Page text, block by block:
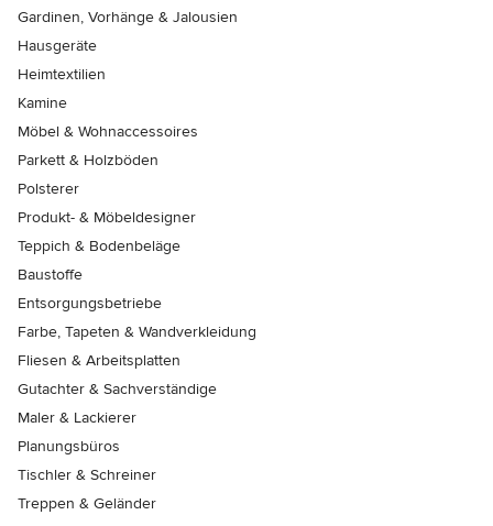
Gardinen, Vorhänge & Jalousien
Hausgeräte
Heimtextilien
Kamine
Möbel & Wohnaccessoires
Parkett & Holzböden
Polsterer
Produkt- & Möbeldesigner
Teppich & Bodenbeläge
Baustoffe
Entsorgungsbetriebe
Farbe, Tapeten & Wandverkleidung
Fliesen & Arbeitsplatten
Gutachter & Sachverständige
Maler & Lackierer
Planungsbüros
Tischler & Schreiner
Treppen & Geländer